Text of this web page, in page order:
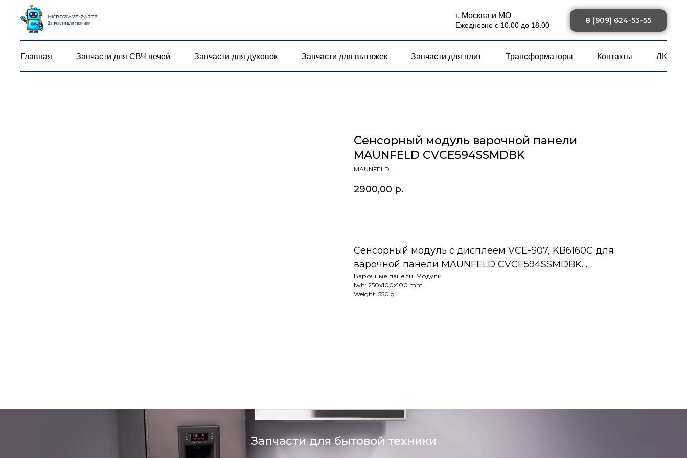
г. Москва и МО
Ежедневно с 10.00 до 18.00
8 (909) 624-53-55
Главная Запчасти для СВЧ печей Запчасти для духовок Запчасти для вытяжек Запчасти для плит Трансформаторы Контакты ЛК
Сенсорный модуль варочной панели
MAUNFELD CVCE594SSMDBK
MAUNFELD
2900,00 р.
Сенсорный модуль с дисплеем VCE-S07, KB6160C для
варочной панели MAUNFELD CVCE594SSMDBK. .
Варочные панели: Модули
lwh: 250x100x100 mm
Weight: 550 g
Запчасти для бытовой техники